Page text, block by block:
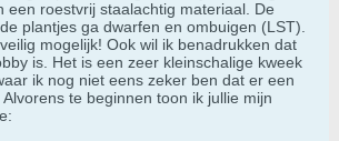
een roestvrij staalachtig materiaal. De
plantjes ga dwarfen en ombuigen (LST).
mogelijk! Ook wil ik benadrukken dat
is. Het is een zeer kleinschalige kweek
ik nog niet eens zeker ben dat er een
te beginnen toon ik jullie mijn